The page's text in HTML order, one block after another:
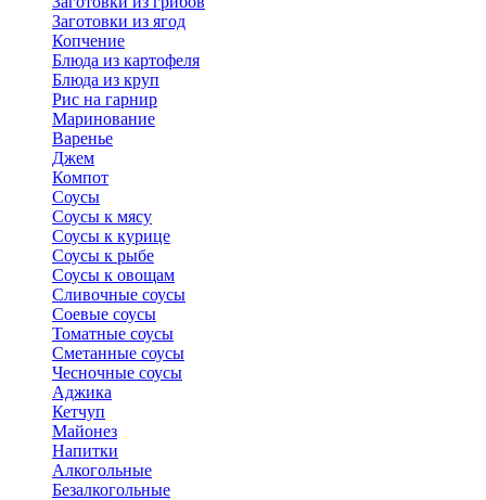
Заготовки из ягод
Копчение
Блюда из картофеля
Блюда из круп
Рис на гарнир
Маринование
Варенье
Джем
Компот
Соусы
Соусы к мясу
Соусы к курице
Соусы к рыбе
Соусы к овощам
Сливочные соусы
Соевые соусы
Томатные соусы
Сметанные соусы
Чесночные соусы
Аджика
Кетчуп
Майонез
Напитки
Алкогольные
Безалкогольные